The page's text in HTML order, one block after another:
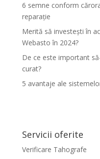
6 semne conform
reparație
Merită să investești în
Webasto în 2024?
De ce este important
curat?
5 avantaje ale
Servicii oferite
Verificare Tahografe